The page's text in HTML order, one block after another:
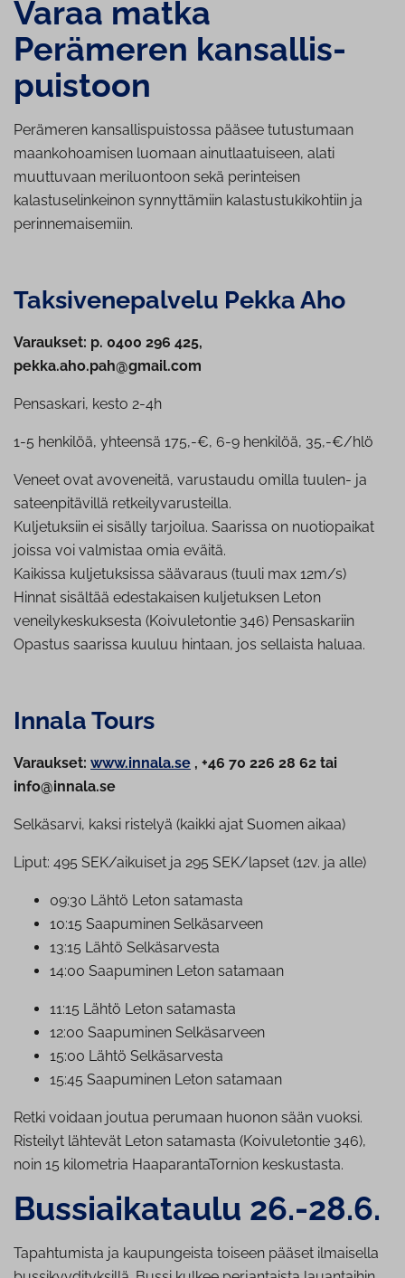
Varaa matka
Perämeren kan­sal­lis­
puis­toon
Perämeren kansallispuistossa pääsee tutustumaan
maankohoamisen luomaan ainutlaatuiseen, alati
muuttuvaan meriluontoon sekä perinteisen
kalastuselinkeinon synnyttämiin kalastustukikohtiin ja
perinnemaisemiin.
Tak­si­ve­ne­pal­ve­lu Pekka Aho
Varaukset: p. 0400 296 425,
pekka.aho.pah@gmail.com
Pensaskari, kesto 2-4h
1-5 henkilöä, yhteensä 175,-€, 6-9 henkilöä, 35,-€/hlö
Veneet ovat avoveneitä, varustaudu omilla tuulen- ja
sateenpitävillä retkeilyvarusteilla.
Kuljetuksiin ei sisälly tarjoilua. Saarissa on nuotiopaikat
joissa voi valmistaa omia eväitä.
Kaikissa kuljetuksissa säävaraus (tuuli max 12m/s)
Hinnat sisältää edestakaisen kuljetuksen Leton
veneilykeskuksesta (Koivuletontie 346) Pensaskariin
Opastus saarissa kuuluu hintaan, jos sellaista haluaa.
Innala Tours
Varaukset: www.innala.se , +46 70 226 28 62 tai
info@innala.se
Selkäsarvi, kaksi ristelyä (kaikki ajat Suomen aikaa)
Liput: 495 SEK/aikuiset ja 295 SEK/lapset (12v. ja alle)
09:30 Lähtö Leton satamasta
10:15 Saapuminen Sel­kä­sar­veen
13:15 Lähtö Sel­kä­sar­ves­ta
14:00 Saapuminen Leton satamaan
11:15 Lähtö Leton satamasta
12:00 Saapuminen Sel­kä­sar­veen
15:00 Lähtö Sel­kä­sar­ves­ta
15:45 Saapuminen Leton satamaan
Retki voidaan joutua perumaan huonon sään vuoksi.
Risteilyt lähtevät Leton satamasta (Koivuletontie 346),
noin 15 kilometria HaaparantaTornion keskustasta.
Bus­siai­ka­tau­lu 26.-28.6.
Tapahtumista ja kaupungeista toiseen pääset ilmaisella